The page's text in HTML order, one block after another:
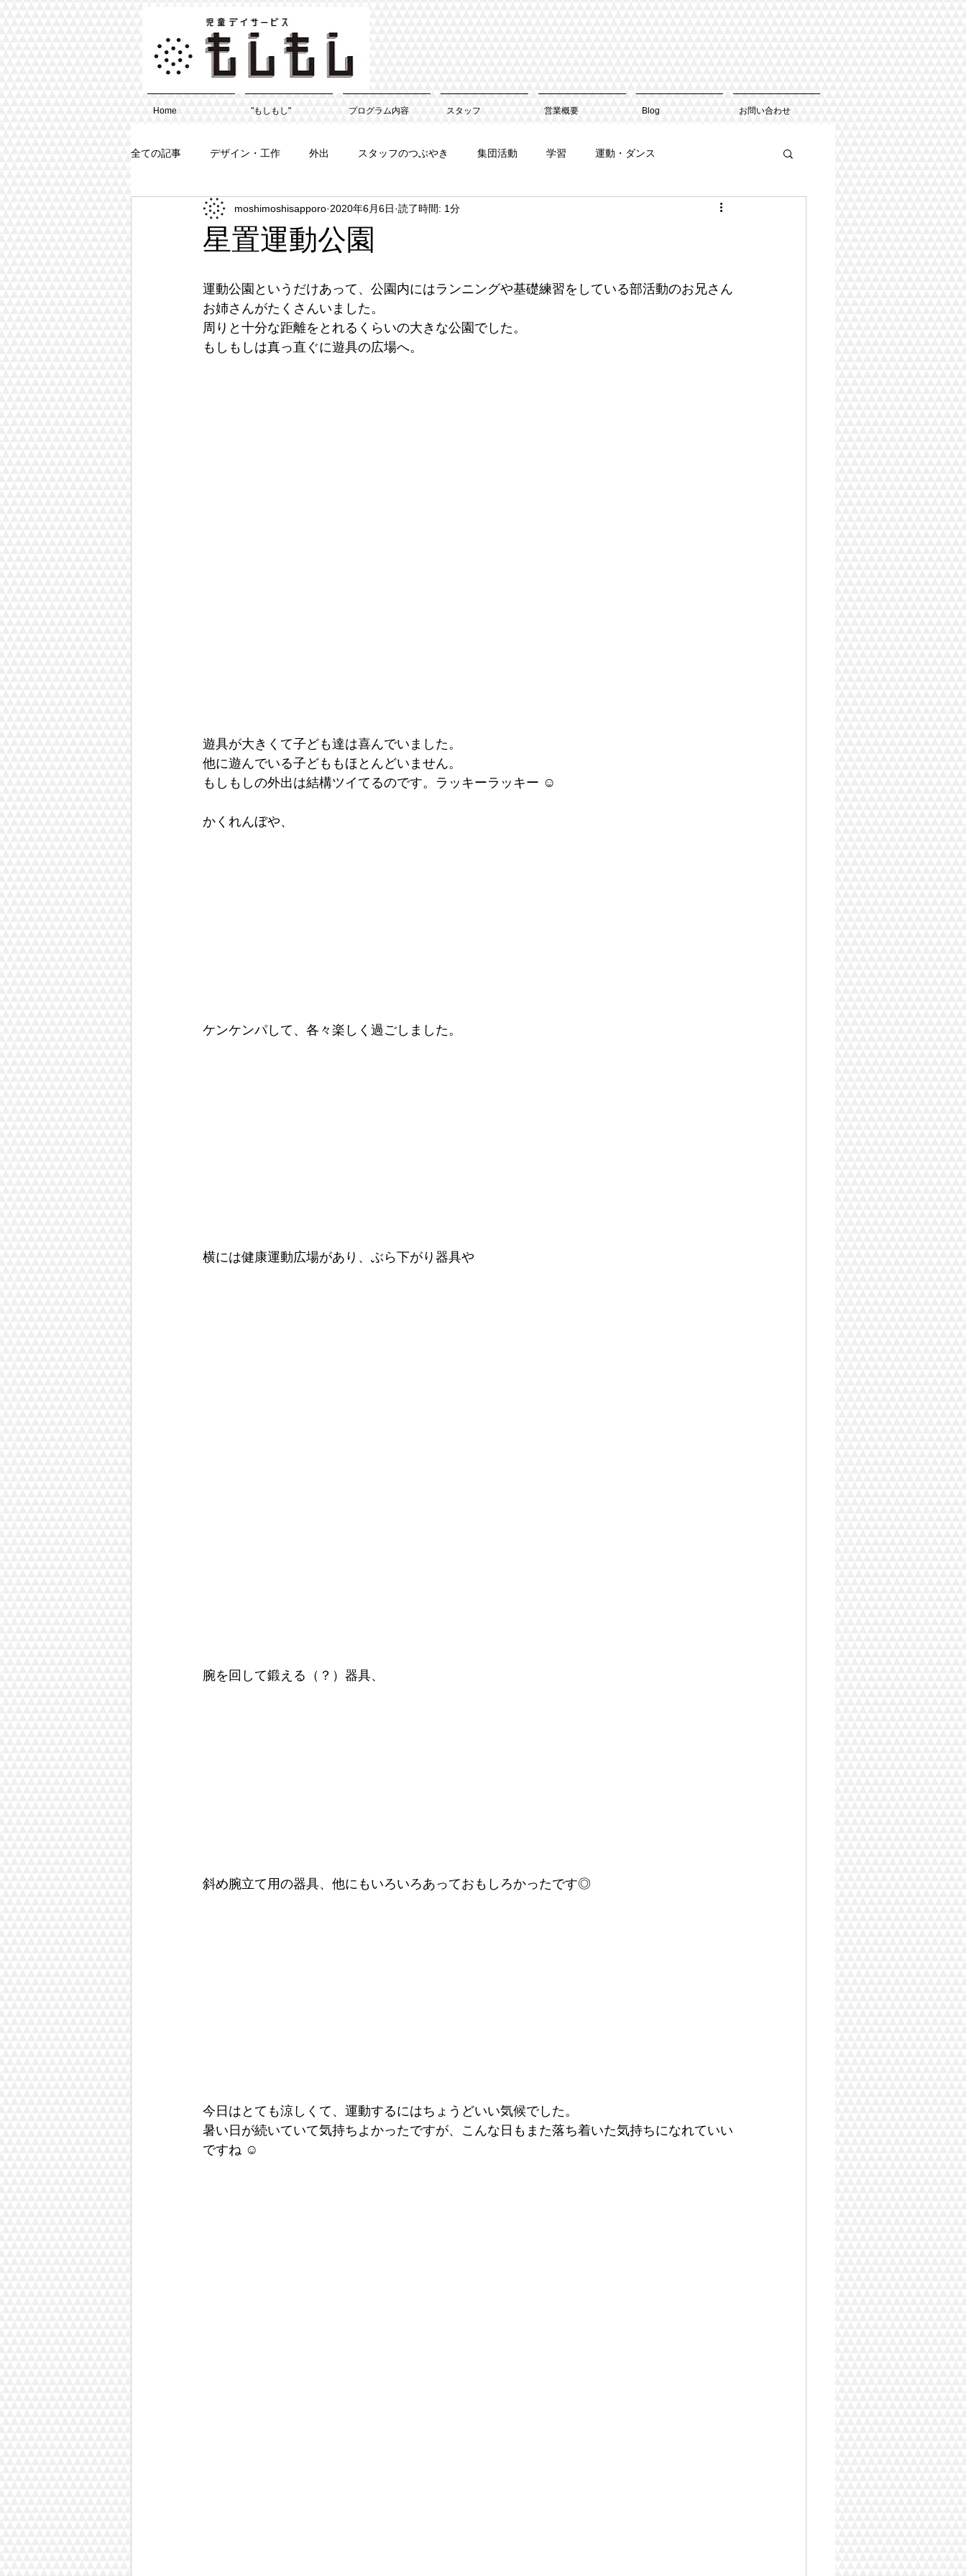
Home "もしもし" プログラム内容 スタッフ 営業概要 Blog お問い合わせ
全ての記事 デザイン・工作 外出 スタッフのつぶやき 集団活動 学習 運動・ダンス
星置運動公園
moshimoshisapporo 2020年6月6日 読了時間: 1分
運動公園というだけあって、公園内にはランニングや基礎練習をしている部活動のお兄さん
お姉さんがたくさんいました。
周りと十分な距離をとれるくらいの大きな公園でした。
もしもしは真っ直ぐに遊具の広場へ。
遊具が大きくて子ども達は喜んでいました。
他に遊んでいる子どももほとんどいません。
もしもしの外出は結構ツイてるのです。ラッキーラッキー ☺︎
かくれんぼや、
ケンケンパして、各々楽しく過ごしました。
横には健康運動広場があり、ぶら下がり器具や
腕を回して鍛える（？）器具、
斜め腕立て用の器具、他にもいろいろあっておもしろかったです◎
今日はとても涼しくて、 運動するにはちょうどいい気候でした。
暑い日が続いていて気持ちよかったですが、こんな日もまた落ち着いた気持ちになれていい
ですね ☺︎